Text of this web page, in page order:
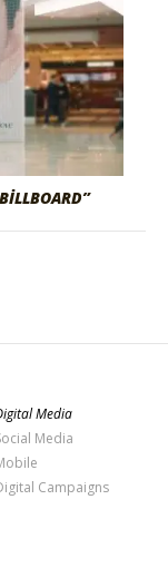
Media
Media
Campaigns